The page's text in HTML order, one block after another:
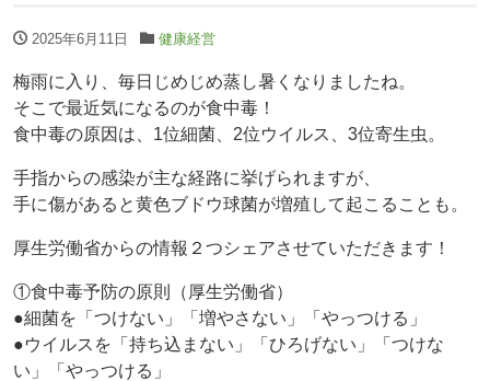
2025年6月11日 健康経営
梅雨に入り、毎日じめじめ蒸し暑くなりましたね。
そこで最近気になるのが食中毒！
食中毒の原因は、1位細菌、2位ウイルス、3位寄生虫。
手指からの感染が主な経路に挙げられますが、
手に傷があると黄色ブドウ球菌が増殖して起こることも。
厚生労働省からの情報２つシェアさせていただきます！
①食中毒予防の原則（厚生労働省）
●細菌を「つけない」「増やさない」「やっつける」
●ウイルスを「持ち込まない」「ひろげない」「つけな
い」「やっつける」